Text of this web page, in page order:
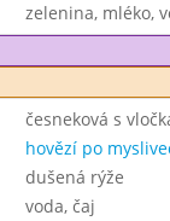
zelenina, mléko,
česneková s
hovězí po
dušená rýže
voda, čaj